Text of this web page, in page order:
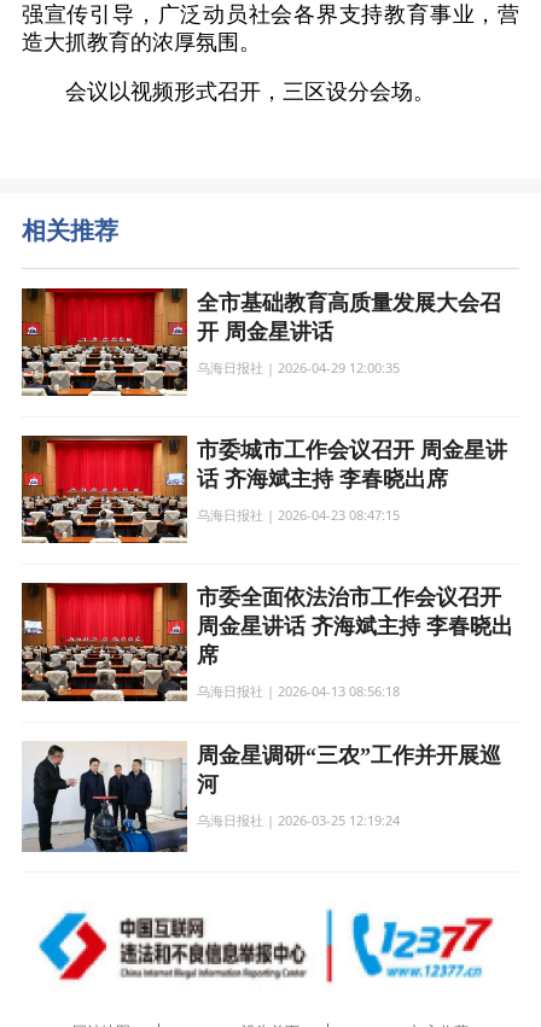
强宣传引导，广泛动员社会各界支持教育事业，营
造大抓教育的浓厚氛围。
会议以视频形式召开，三区设分会场。
相关推荐
全市基础教育高质量发展大会召
开 周金星讲话
乌海日报社 | 2026-04-29 12:00:35
市委城市工作会议召开 周金星讲
话 齐海斌主持 李春晓出席
乌海日报社 | 2026-04-23 08:47:15
市委全面依法治市工作会议召开
周金星讲话 齐海斌主持 李春晓出
席
乌海日报社 | 2026-04-13 08:56:18
周金星调研“三农”工作并开展巡
河
乌海日报社 | 2026-03-25 12:19:24